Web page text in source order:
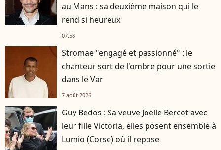
au Mans : sa deuxième maison qui le
rend si heureux
07:58
Stromae "engagé et passionné" : le
chanteur sort de l'ombre pour une sortie
dans le Var
7 août 2026
Guy Bedos : Sa veuve Joëlle Bercot avec
leur fille Victoria, elles posent ensemble à
Lumio (Corse) où il repose